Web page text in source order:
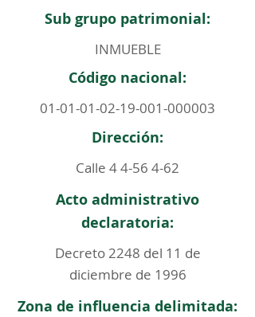
Sub grupo patrimonial:
INMUEBLE
Código nacional:
01-01-01-02-19-001-000003
Dirección:
Calle 4 4-56 4-62
Acto administrativo
declaratoria:
Decreto 2248 del 11 de
diciembre de 1996
Zona de influencia delimitada: